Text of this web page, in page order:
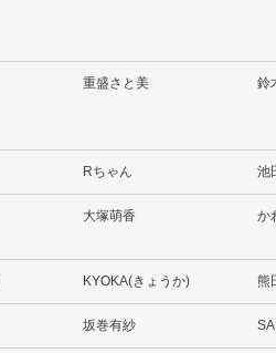
重盛さと美 鈴
Rちゃん 池
大塚萌香 か
KYOKA(きょうか) 熊
坂巻有紗